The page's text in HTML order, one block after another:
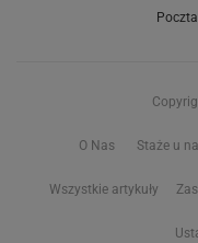
Poczta
O Nas Staże u
Wszystkie artykuły